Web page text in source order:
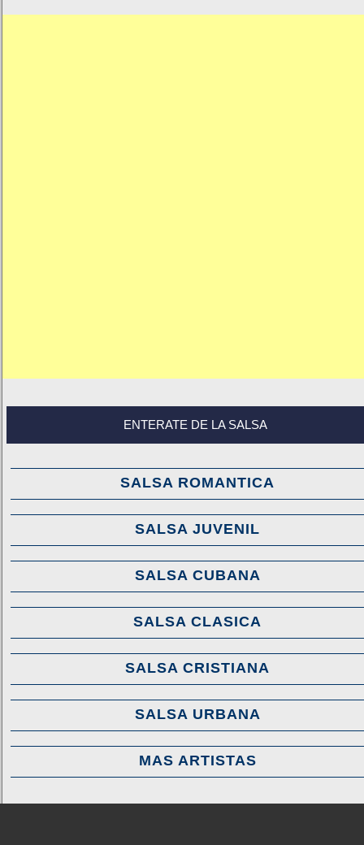
ENTERATE DE LA SALSA
SALSA ROMANTICA
SALSA JUVENIL
SALSA CUBANA
SALSA CLASICA
SALSA CRISTIANA
SALSA URBANA
MAS ARTISTAS